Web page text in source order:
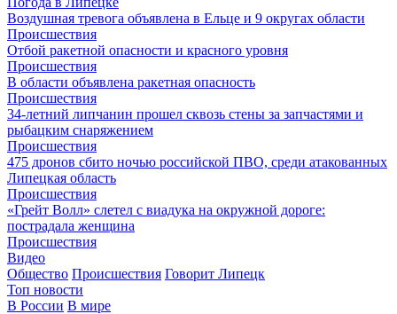
Воздушная тревога объявлена в Ельце и 9 округах области
Происшествия
Отбой ракетной опасности и красного уровня
Происшествия
В области объявлена ракетная опасность
Происшествия
34-летний липчанин прошел сквозь стены за запчастями и
рыбацким снаряжением
Происшествия
475 дронов сбито ночью российской ПВО, среди атакованных
Липецкая область
Происшествия
«Грейт Волл» слетел с виадука на окружной дороге:
пострадала женщина
Происшествия
Видео
Общество Происшествия Говорит Липецк
Топ новости
В России В мире